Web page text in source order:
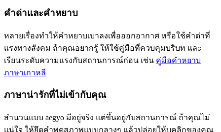
คำด่าและคำหยาบ
หลายเรื่องทำให้คำหยาบเบาลงเพื่อออกอากาศ หรือใช้คำด่าที่
แรงทางสังคม ถ้าคุณอยากรู้ ให้ใช้คู่มือที่ควบคุมบริบท และ
เรียนระดับความแรงกับสถานการณ์ก่อน เช่น คู่มือคำหยาบ
ภาษาเกาหลี
ภาษาน่ารักที่ไม่เข้ากับคุณ
สำนวนแบบ aegyo มีอยู่จริง แต่ขึ้นอยู่กับสถานการณ์ ถ้าคุณไม่
แน่ใจ ให้ยึดคำพูดสุภาพแบบกลางๆ แล้วปล่อยให้บุคลิกของคุณ